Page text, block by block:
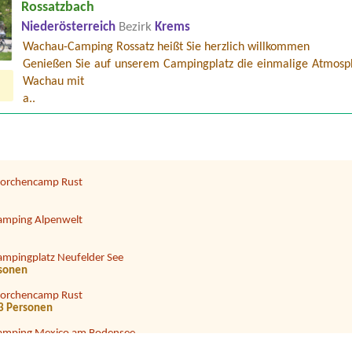
Rossatzbach
Niederösterreich Bezirk Krems
Wachau-Camping Rossatz heißt Sie herzlich willkommen
Genießen Sie auf unserem Campingplatz die einmalige
Wachau mit
a..
Neufelder See
Berau**** am Wolfgangsee
Strom
Personen
7 m Deichsellänge